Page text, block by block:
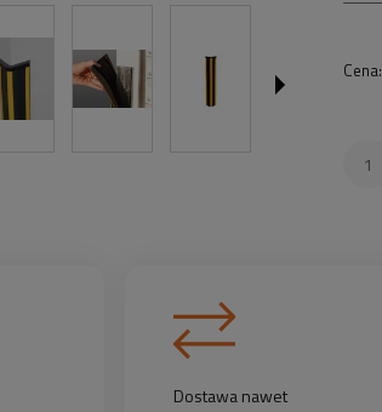
Cena:
Dostawa nawet